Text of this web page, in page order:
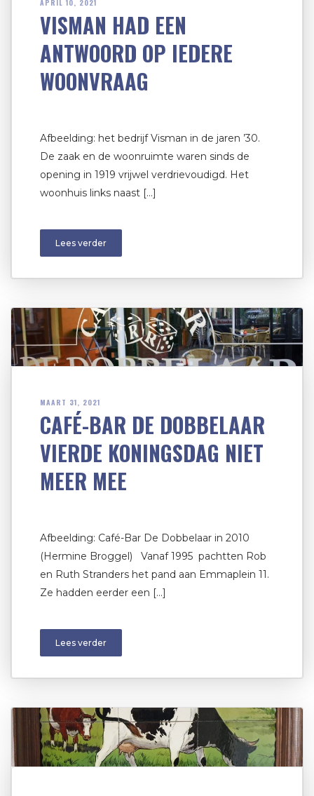
APRIL 10, 2021
VISMAN HAD EEN
ANTWOORD OP IEDERE
WOONVRAAG
Afbeelding: het bedrijf Visman in de jaren ’30.
De zaak en de woonruimte waren sinds de
opening in 1919 vrijwel verdrievoudigd. Het
woonhuis links naast […]
Lees verder
MAART 31, 2021
CAFÉ-BAR DE DOBBELAAR
VIERDE KONINGSDAG NIET
MEER MEE
Afbeelding: Café-Bar De Dobbelaar in 2010
(Hermine Broggel) Vanaf 1995 pachtten Rob
en Ruth Stranders het pand aan Emmaplein 11.
Ze hadden eerder een […]
Lees verder